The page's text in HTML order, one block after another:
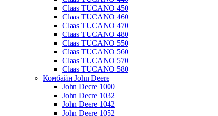
Claas TUCANO 450
Claas TUCANO 460
Claas TUCANO 470
Claas TUCANO 480
Claas TUCANO 550
Claas TUCANO 560
Claas TUCANO 570
Claas TUCANO 580
Комбайн John Deere
John Deere 1000
John Deere 1032
John Deere 1042
John Deere 1052